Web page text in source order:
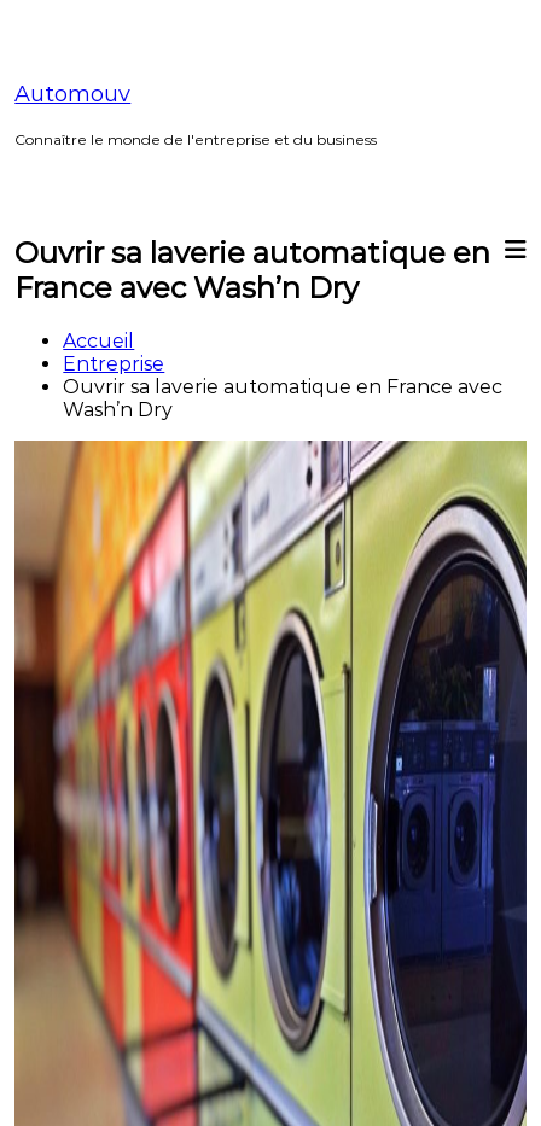
Automouv
Connaître le monde de l'entreprise et du business
Ouvrir sa laverie automatique en
France avec Wash’n Dry
Accueil
Entreprise
Ouvrir sa laverie automatique en France avec
Wash’n Dry